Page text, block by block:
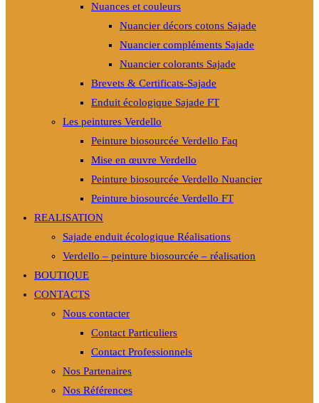
Nuances et couleurs
Nuancier décors cotons Sajade
Nuancier compléments Sajade
Nuancier colorants Sajade
Brevets & Certificats-Sajade
Enduit écologique Sajade FT
Les peintures Verdello
Peinture biosourcée Verdello Faq
Mise en œuvre Verdello
Peinture biosourcée Verdello Nuancier
Peinture biosourcée Verdello FT
REALISATION
Sajade enduit écologique Réalisations
Verdello – peinture biosourcée – réalisation
BOUTIQUE
CONTACTS
Nous contacter
Contact Particuliers
Contact Professionnels
Nos Partenaires
Nos Références